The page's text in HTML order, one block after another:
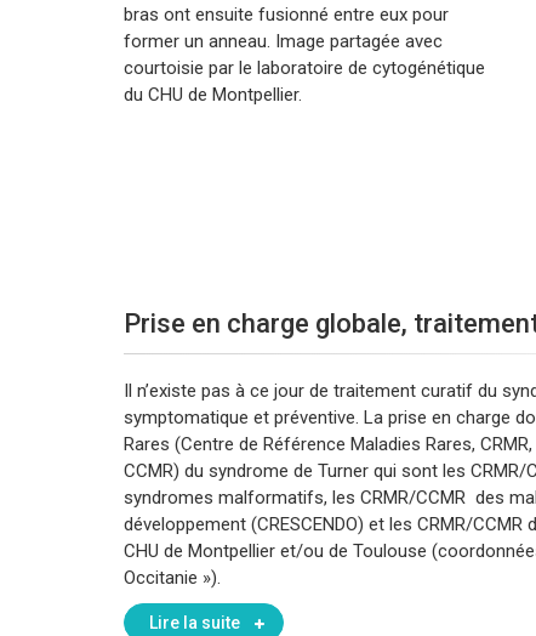
bras ont ensuite fusionné entre eux pour
former un anneau. Image partagée avec
courtoisie par le laboratoire de cytogénétique
du CHU de Montpellier.
Prise en charge globale,
Il n’existe pas à ce jour de traitement curatif du
symptomatique et préventive. La prise en charge
Rares (Centre de Référence Maladies Rares,
CCMR) du syndrome de Turner qui sont les
syndromes malformatifs, les CRMR/CCMR des
développement (CRESCENDO) et les CRMR/
CHU de Montpellier et/ou de Toulouse
Occitanie »).
Lire la suite